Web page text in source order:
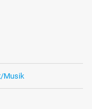
Musik